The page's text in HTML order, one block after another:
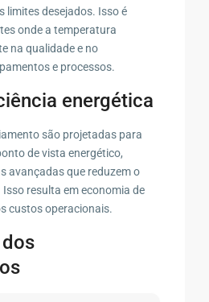
limites desejados. Isso é
onde a temperatura
na qualidade e no
e processos.
energética
são projetadas para
de vista energético,
avançadas que reduzem o
resulta em economia de
custos operacionais.